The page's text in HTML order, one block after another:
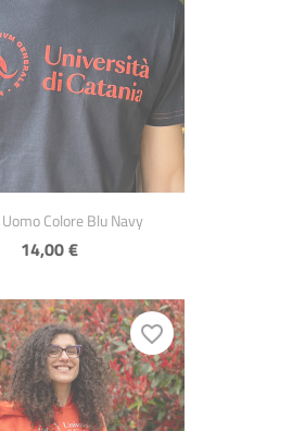
Anteprima
Colore Blu Navy
14,00 €
favorite_border